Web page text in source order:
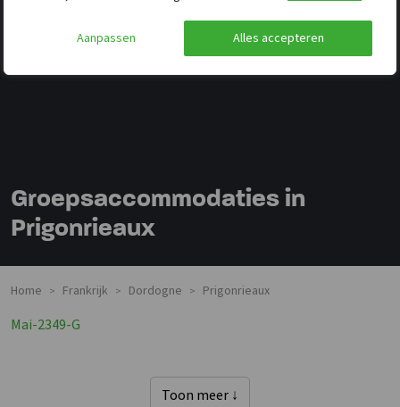
Aanpassen Alles accepteren
Groepsaccommodaties in
Prigonrieaux
Home > Frankrijk > Dordogne > Prigonrieaux
Mai-2349-G
Toon meer ↓